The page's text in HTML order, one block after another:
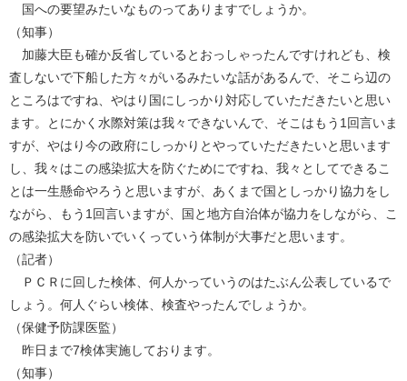
国への要望みたいなものってありますでしょうか。
（知事）
加藤大臣も確か反省しているとおっしゃったんですけれども、検
査しないで下船した方々がいるみたいな話があるんで、そこら辺の
ところはですね、やはり国にしっかり対応していただきたいと思い
ます。とにかく水際対策は我々できないんで、そこはもう1回言いま
すが、やはり今の政府にしっかりとやっていただきたいと思います
し、我々はこの感染拡大を防ぐためにですね、我々としてできるこ
とは一生懸命やろうと思いますが、あくまで国としっかり協力をし
ながら、もう1回言いますが、国と地方自治体が協力をしながら、こ
の感染拡大を防いでいくっていう体制が大事だと思います。
（記者）
ＰＣＲに回した検体、何人かっていうのはたぶん公表しているで
しょう。何人ぐらい検体、検査やったんでしょうか。
（保健予防課医監）
昨日まで7検体実施しております。
（知事）